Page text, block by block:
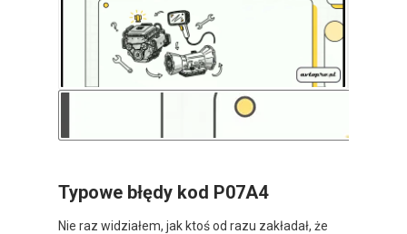
Typowe błędy kod P07A4
Nie raz widziałem, jak ktoś od razu zakładał, że